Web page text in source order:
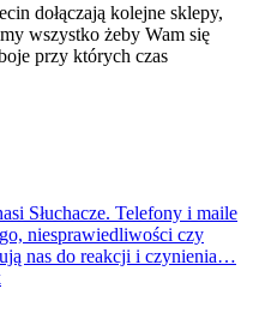
dołączają kolejne sklepy,
wszystko żeby Wam się
przy których czas
Słuchacze. Telefony i maile
niesprawiedliwości czy
nas do reakcji i czynienia…